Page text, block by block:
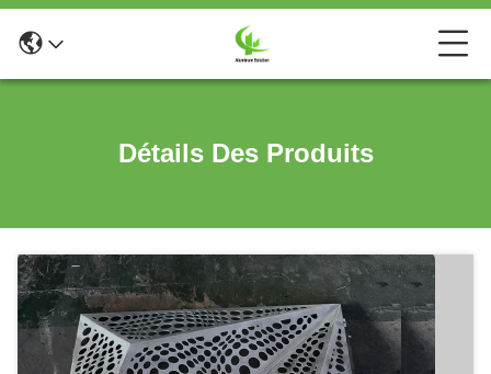
Détails Des Produits